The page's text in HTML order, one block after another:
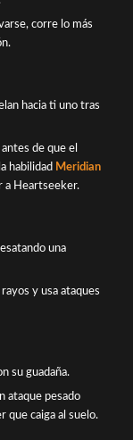
corre lo más
hacia ti uno tras
de que el
habilidad Meridian
a Heartseeker.
una
y usa ataques
su guadaña.
ataque pesado
que caiga al suelo.